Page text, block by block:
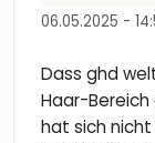
06.05.2025 -
Dass ghd
Haar-
hat sich nicht